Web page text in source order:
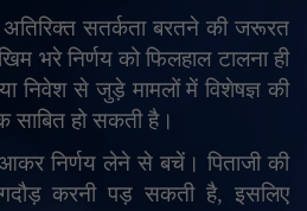
सतर्कता बरतने की जरूरत
भरे निर्णय को फिलहाल टालना ही
निवेश से जुड़े मामलों में विशेषज्ञ की
हो सकती है।
निर्णय लेने से बचें। पिताजी की
करनी पड़ सकती है,इसलिए